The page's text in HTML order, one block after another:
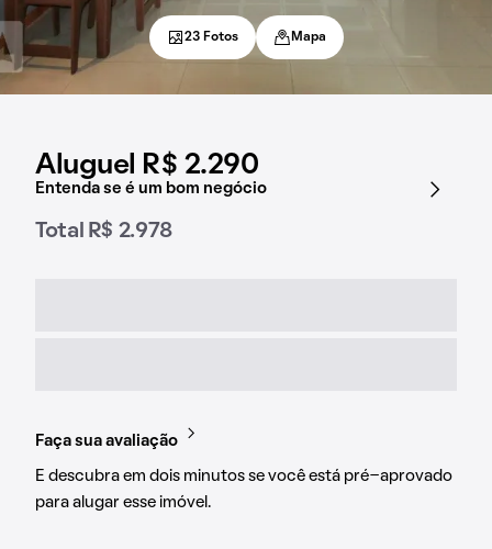
Aluguel R$ 2.290
Entenda se é um bom negócio
Total R$ 2.978
Faça sua avaliação
E descubra em dois minutos se você está pré-aprovado
para alugar esse imóvel.
23 Fotos Mapa